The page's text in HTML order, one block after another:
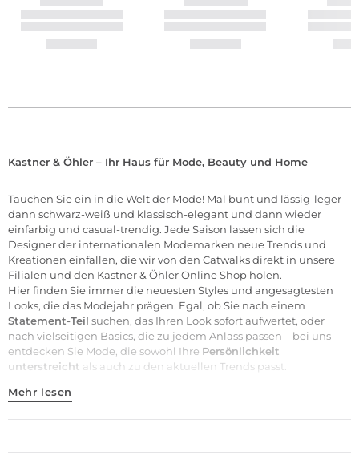
Kastner & Öhler – Ihr Haus für Mode, Beauty und Home
Tauchen Sie ein in die Welt der Mode! Mal bunt und lässig-leger
dann schwarz-weiß und klassisch-elegant und dann wieder
einfarbig und casual-trendig. Jede Saison lassen sich die
Designer der internationalen Modemarken neue Trends und
Kreationen einfallen, die wir von den Catwalks direkt in unsere
Filialen und den Kastner & Öhler Online Shop holen.
Hier finden Sie immer die neuesten Styles und angesagtesten
Looks, die das Modejahr prägen. Egal, ob Sie nach einem
Statement-Teil suchen, das Ihren Look sofort aufwertet, oder
nach vielseitigen Basics, die zu jedem Anlass passen – bei uns
entdecken Sie Mode, die sowohl Ihre Persönlichkeit
unterstreicht als auch zu den aktuellen Trends passt.
Mehr lesen